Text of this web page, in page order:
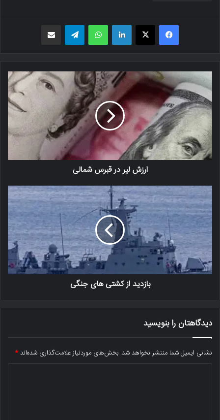
فیسبوک X لینکدین واتس اپ
ارزش لیر در قبرس شمالی
بازدید از کشتی های جنگی
دیدگاهتان را بنویسید
نشانی ایمیل شما منتشر نخواهد شد. بخش‌های موردنیاز علامت‌گذاری شده‌اند*